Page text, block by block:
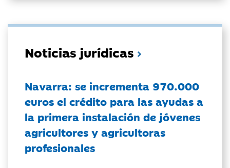
Noticias jurídicas
Navarra: se incrementa 970.000
euros el crédito para las ayudas a
la primera instalación de jóvenes
agricultores y agricultoras
profesionales